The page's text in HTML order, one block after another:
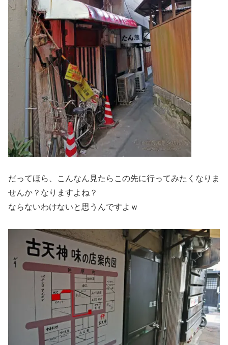
だってほら、こんなん見たらこの先に行ってみたくなりま
せんか？なりますよね？
ならないわけないと思うんですよｗ